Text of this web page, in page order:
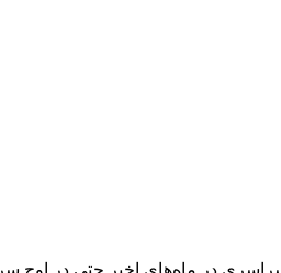
در ماه‌های اخیر حتی در اوج